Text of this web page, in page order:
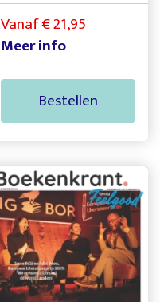
Vanaf € 21,95
Meer info
Bestellen